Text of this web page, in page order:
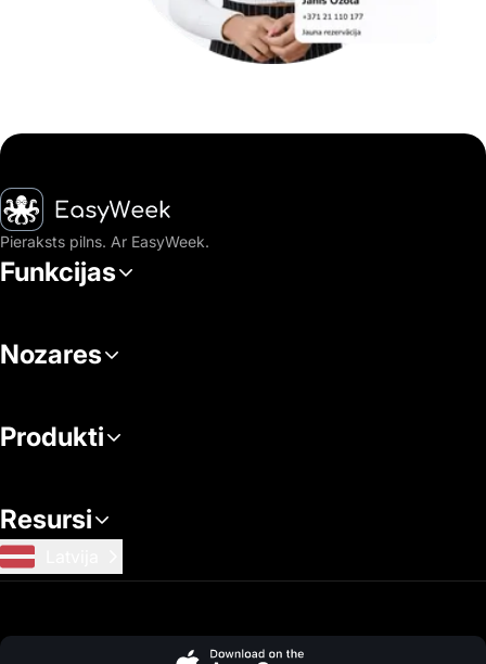
Sākumlapa
Pieraksts pilns. Ar EasyWeek.
Funkcijas
Nozares
Produkti
Resursi